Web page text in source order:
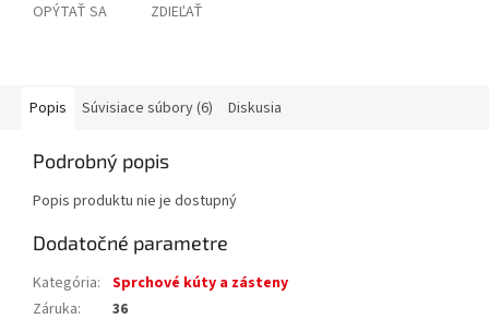
OPÝTAŤ SA ZDIEĽAŤ
Popis Súvisiace súbory (6) Diskusia
Podrobný popis
Popis produktu nie je dostupný
Dodatočné parametre
Kategória: Sprchové kúty a zásteny
Záruka: 36